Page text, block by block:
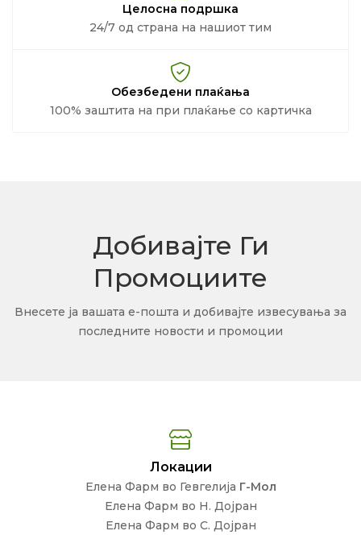
Целосна подршка
24/7 од страна на нашиот тим
Обезбедени плаќања
100% заштита на при плаќање со картичка
Добивајте Ги
Промоциите
Внесете ја вашата е-пошта и добивајте извесувања за
последните новости и промоции
Локации
Елена Фарм во Гевгелија Г-Мол
Елена Фарм во Н. Дојран
Елена Фарм во С. Дојран